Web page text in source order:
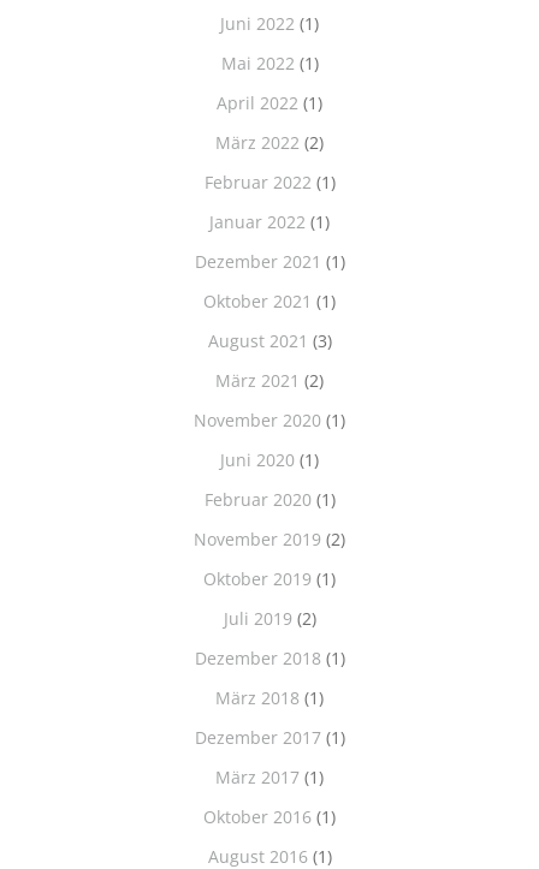
Juni 2022 (1)
Mai 2022 (1)
April 2022 (1)
März 2022 (2)
Februar 2022 (1)
Januar 2022 (1)
Dezember 2021 (1)
Oktober 2021 (1)
August 2021 (3)
März 2021 (2)
November 2020 (1)
Juni 2020 (1)
Februar 2020(1)
November 2019 (2)
Oktober 2019 (1)
Juli 2019 (2)
Dezember 2018 (1)
März 2018 (1)
Dezember 2017(1)
März 2017 (1)
Oktober 2016 (1)
August 2016(1)